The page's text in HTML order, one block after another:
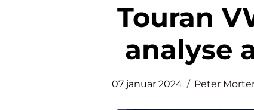
Touran VW – En dybdegående
analyse
07 januar 2024 Peter